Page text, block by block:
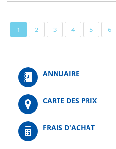
Pagination
Page
actuelle
1 Page
2 Page
3 Page
4 Page
5 6
ANNUAIRE
CARTE DES PRIX
FRAIS D'ACHAT